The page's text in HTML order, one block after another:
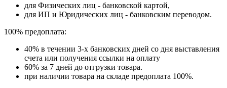
для Физических лиц - банковской картой,
для ИП и Юридических лиц - банковским переводом.
100% предоплата:
40% в течении 3-х банковских дней со дня выставления
счета или получения ссылки на оплату
60% за 7 дней до отгрузки товара.
при наличии товара на складе предоплата 100%.